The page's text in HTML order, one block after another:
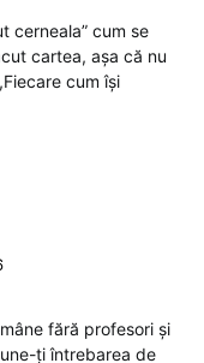
cerneala” cum se
cartea, așa că nu
cum își
fără profesori și
ți întrebarea de